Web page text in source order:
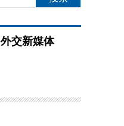
外交新媒体